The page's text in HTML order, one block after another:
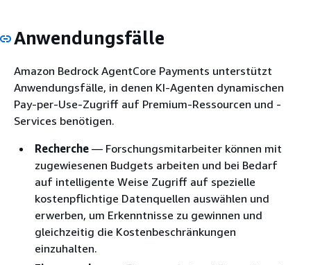
Anwendungsfälle
Amazon Bedrock AgentCore Payments unterstützt
Anwendungsfälle, in denen KI-Agenten dynamischen
Pay-per-Use-Zugriff auf Premium-Ressourcen und -
Services benötigen.
Recherche — Forschungsmitarbeiter können mit
zugewiesenen Budgets arbeiten und bei Bedarf
auf intelligente Weise Zugriff auf spezielle
kostenpflichtige Datenquellen auswählen und
erwerben, um Erkenntnisse zu gewinnen und
gleichzeitig die Kostenbeschränkungen
einzuhalten.